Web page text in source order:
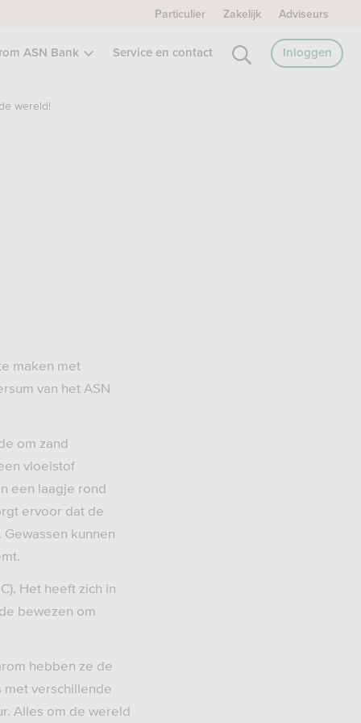
Particulier Zakelijk Adviseurs
ASN Bank Service en contact Inloggen
wereld!
maken met
van het ASN
om zand
vloeistof
een laagje rond
ervoor dat de
kunnen
Het heeft zich in
bewezen om
hebben ze de
verschillende
Alles om de wereld